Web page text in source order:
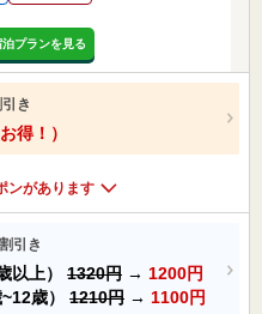
プランを見る
き
得！）
ンがあります
引き
以上） 1320円 → 1200円
歳） 1210円 → 1100円